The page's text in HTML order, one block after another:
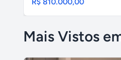
Mais Vistos